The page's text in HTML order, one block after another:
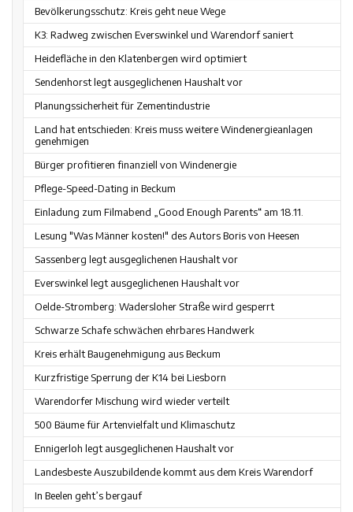
Bevölkerungsschutz: Kreis geht neue Wege
K3: Radweg zwischen Everswinkel und Warendorf saniert
Heidefläche in den Klatenbergen wird optimiert
Sendenhorst legt ausgeglichenen Haushalt vor
Planungssicherheit für Zementindustrie
Land hat entschieden: Kreis muss weitere Windenergieanlagen
genehmigen
Bürger profitieren finanziell von Windenergie
Pflege-Speed-Dating in Beckum
Einladung zum Filmabend „Good Enough Parents“ am 18.11.
Lesung "Was Männer kosten!" des Autors Boris von Heesen
Sassenberg legt ausgeglichenen Haushalt vor
Everswinkel legt ausgeglichenen Haushalt vor
Oelde-Stromberg: Wadersloher Straße wird gesperrt
Schwarze Schafe schwächen ehrbares Handwerk
Kreis erhält Baugenehmigung aus Beckum
Kurzfristige Sperrung der K14 bei Liesborn
Warendorfer Mischung wird wieder verteilt
500 Bäume für Artenvielfalt und Klimaschutz
Ennigerloh legt ausgeglichenen Haushalt vor
Landesbeste Auszubildende kommt aus dem Kreis Warendorf
In Beelen geht’s bergauf